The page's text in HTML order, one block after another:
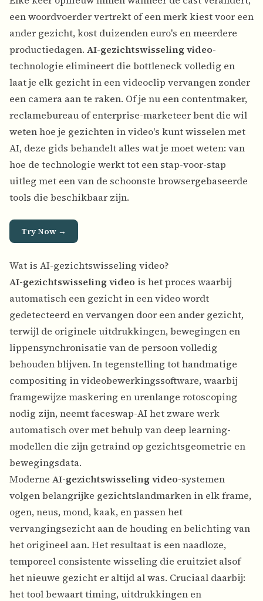
een woordvoerder vertrekt of een merk kiest voor een
ander gezicht, kost duizenden euro's en meerdere
productiedagen. AI-gezichtswisseling video-
technologie elimineert die bottleneck volledig en
laat je elk gezicht in een videoclip vervangen zonder
een camera aan te raken. Of je nu een contentmaker,
reclamebureau of enterprise-marketeer bent die wil
weten hoe je gezichten in video's kunt wisselen met
AI, deze gids behandelt alles wat je moet weten: van
hoe de technologie werkt tot een stap-voor-stap
uitleg met een van de schoonste browsergebaseerde
tools die beschikbaar zijn.
Try Now →
Wat is AI-gezichtswisseling video?
AI-gezichtswisseling video is het proces waarbij
automatisch een gezicht in een video wordt
gedetecteerd en vervangen door een ander gezicht,
terwijl de originele uitdrukkingen, bewegingen en
lippensynchronisatie van de persoon volledig
behouden blijven. In tegenstelling tot handmatige
compositing in videobewerkingssoftware, waarbij
framgewijze maskering en urenlange rotoscoping
nodig zijn, neemt faceswap-AI het zware werk
automatisch over met behulp van deep learning-
modellen die zijn getraind op gezichtsgeometrie en
bewegingsdata.
Moderne AI-gezichtswisseling video-systemen
volgen belangrijke gezichtslandmarken in elk frame,
ogen, neus, mond, kaak, en passen het
vervangingsezicht aan de houding en belichting van
het origineel aan. Het resultaat is een naadloze,
temporeel consistente wisseling die eruitziet alsof
het nieuwe gezicht er altijd al was. Cruciaal daarbij:
het tool bewaart timing, uitdrukkingen en